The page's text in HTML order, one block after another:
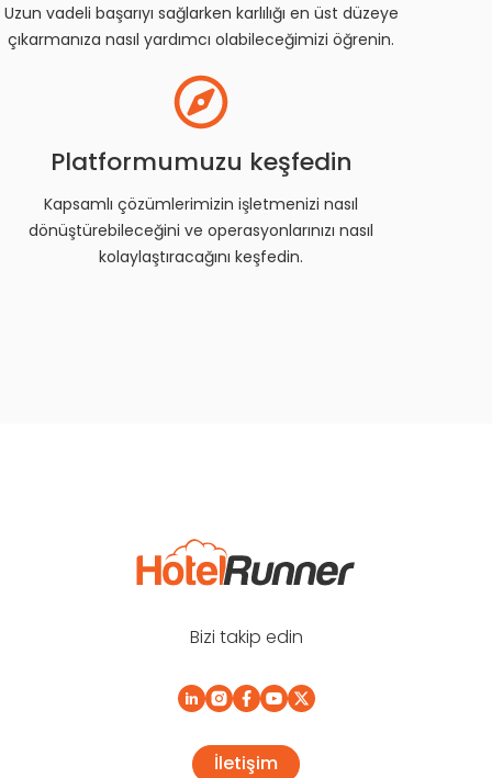
Platformumuzu keşfedin
Kapsamlı çözümlerimizin işletmenizi nasıl
dönüştürebileceğini ve operasyonlarınızı nasıl
kolaylaştıracağını keşfedin.
Uzun vadeli başarıyı sağlarken karlılığı en üst düzeye
çıkarmanıza nasıl yardımcı olabileceğimizi öğrenin.
Bizi takip edin
İletişim